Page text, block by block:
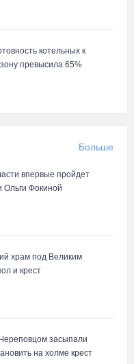
котельных к
превысила 65%
Больше
впервые пройдет
Ольги Фокиной
храм под Великим
и крест
засыпали
на холме крест